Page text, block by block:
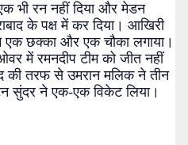
भी रन नहीं दिया और मेडन
के पक्ष में कर दिया। आखिरी
छक्का और एक चौका लगाया।
में रमनदीप टीम को जीत नहीं
की तरफ से उमरान मलिक ने तीन
सुंदर ने एक-एक विकेट लिया।